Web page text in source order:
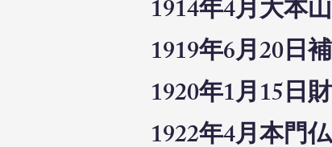
1914年4月大本
1919年6月20日
1920年1月15日
1922年4月本門